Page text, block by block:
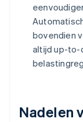
bovendien
altijd up-to-
Nadelen